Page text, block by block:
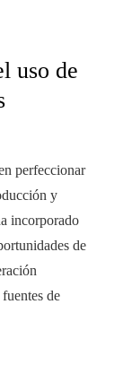
uso de
perfeccionar
y
incorporado
de
de